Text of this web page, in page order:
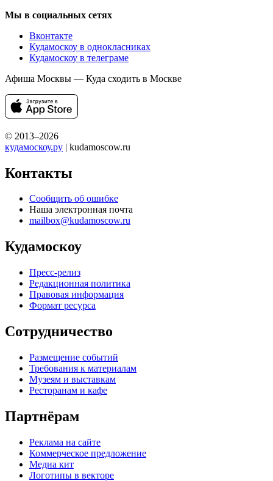
Мы в социальных сетях
Вконтакте
Кудамоскоу в однокласниках
Кудамоскоу в телеграме
Афиша Москвы — Куда сходить в Москве
© 2013–2026
кудамоскоу.ру | kudamoscow.ru
Контакты
Сообщить об ошибке
Наша электронная почта
mailbox@kudamoscow.ru
Кудамоскоу
Пресс-релиз
Редакционная политика
Правовая информация
Формат ресурса
Сотрудничество
Размещение событий
Требования к материалам
Музеям и выставкам
Ресторанам и кафе
Партнёрам
Реклама на сайте
Коммерческое предложение
Медиа кит
Логотипы в векторе